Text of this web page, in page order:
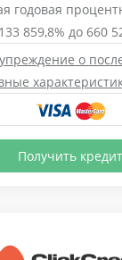
годовая
859,8% до 660
о
Получить кредит